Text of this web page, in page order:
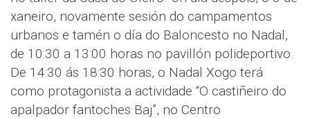
xaneiro, novamente sesión do campamentos
urbanos e tamén o día do Baloncesto no Nadal,
de 10:30 a 13:00 horas no pavillón polideportivo.
De 14:30 ás 18:30 horas, o Nadal Xogo terá
como protagonista a actividade “O castiñeiro do
apalpador fantoches Baj”, no Centro